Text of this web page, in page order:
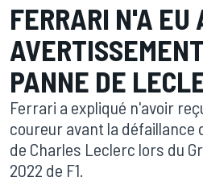
FERRARI N'A EU
PANNE DE
Ferrari a expliqué n'avoir
coureur avant la défaillance
de Charles Leclerc lors du
2022 de F1.